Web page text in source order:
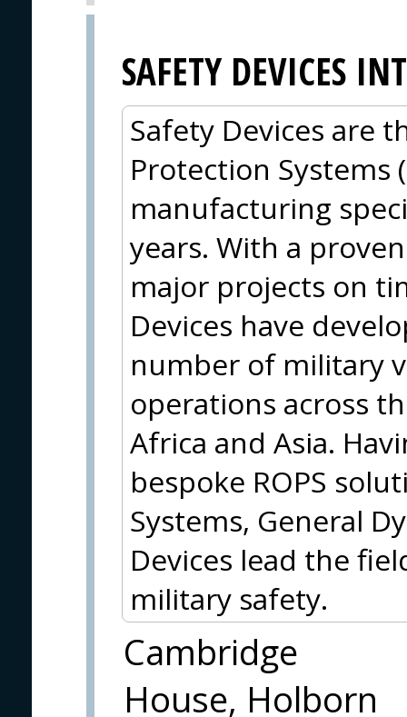
SAFETY DEVICES
Safety Devices are
Protection Systems
manufacturing
years. With a
major projects on
Devices have
number of military
operations across
Africa and Asia.
bespoke ROPS
Systems, General
Devices lead the
military safety.
Cambridge
House, Holborn